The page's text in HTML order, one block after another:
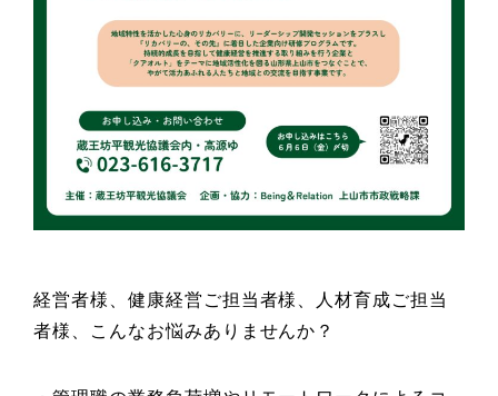
経営者様、健康経営ご担当者様、人材育成ご担当
者様、こんなお悩みありませんか？